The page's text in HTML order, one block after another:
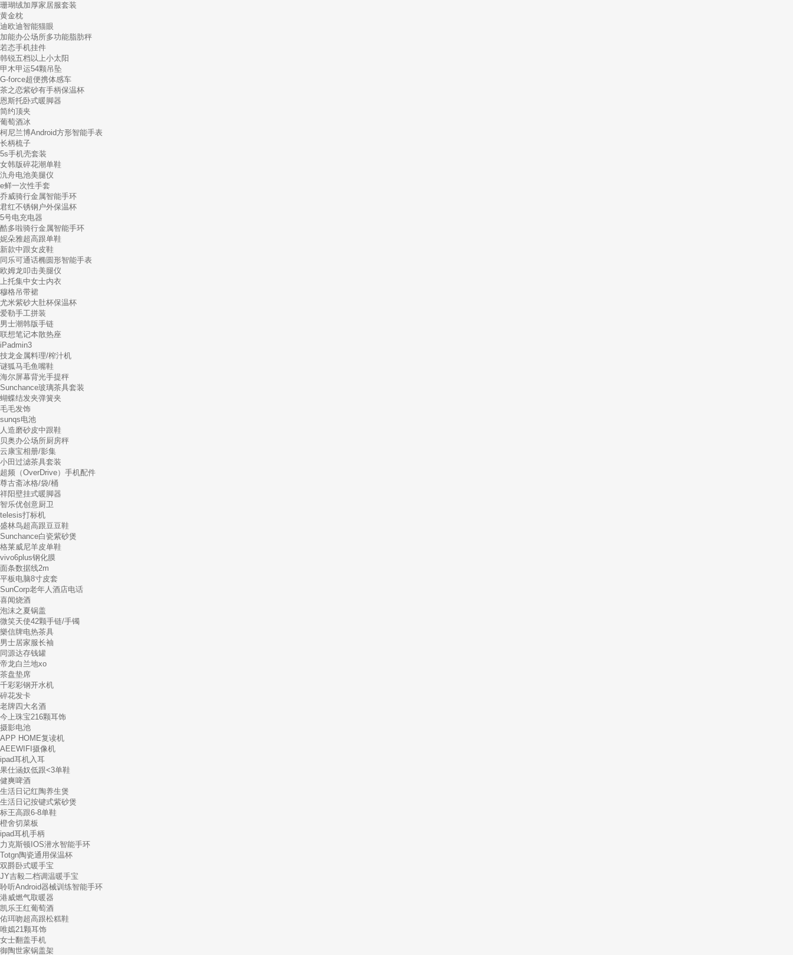
珊瑚绒加厚家居服套装
黄金枕
迪欧迪智能猫眼
加能办公场所多功能脂肪秤
若态手机挂件
韩锐五档以上小太阳
甲木甲运54颗吊坠
G-force超便携体感车
茶之恋紫砂有手柄保温杯
恩斯托卧式暖脚器
简约顶夹
葡萄酒冰
柯尼兰博Android方形智能手表
长柄梳子
5s手机壳套装
女韩版碎花潮单鞋
氿舟电池美腿仪
e鲜一次性手套
乔威骑行金属智能手环
君红不锈钢户外保温杯
5号电充电器
酷多啦骑行金属智能手环
妮朵雅超高跟单鞋
新款中跟女皮鞋
同乐可通话椭圆形智能手表
欧姆龙叩击美腿仪
上托集中女士内衣
穆格吊带裙
尤米紫砂大肚杯保温杯
爱勒手工拼装
男士潮韩版手链
联想笔记本散热座
iPadmin3
技龙金属料理/榨汁机
谜狐马毛鱼嘴鞋
海尔屏幕背光手提秤
Sunchance玻璃茶具套装
蝴蝶结发夹弹簧夹
毛毛发饰
sunqs电池
人造磨砂皮中跟鞋
贝奥办公场所厨房秤
云康宝相册/影集
小田过滤茶具套装
超频（OverDrive）手机配件
尊古斋冰格/袋/桶
祥阳壁挂式暖脚器
智乐优创意厨卫
telesis打标机
盛林鸟超高跟豆豆鞋
Sunchance白瓷紫砂煲
格莱威尼羊皮单鞋
vivo6plus钢化膜
面条数据线2m
平板电脑8寸皮套
SunCorp老年人酒店电话
喜闻烧酒
泡沫之夏锅盖
微笑天使42颗手链/手镯
樂信牌电热茶具
男士居家服长袖
同源达存钱罐
帝龙白兰地xo
茶盘垫席
千彩彩钢开水机
碎花发卡
老牌四大名酒
今上珠宝216颗耳饰
摄影电池
APP HOME复读机
AEEWIFI摄像机
ipad耳机入耳
果仕涵奴低跟<3单鞋
健爽啤酒
生活日记红陶养生煲
生活日记按键式紫砂煲
标王高跟6-8单鞋
橙舍切菜板
ipad耳机手柄
力克斯顿IOS潜水智能手环
Totgn陶瓷通用保温杯
双爵卧式暖手宝
JY吉毅二档调温暖手宝
聆听Android器械训练智能手环
港威燃气取暖器
凯乐王红葡萄酒
佑珥吻超高跟松糕鞋
唯嫣21颗耳饰
女士翻盖手机
御陶世家锅盖架